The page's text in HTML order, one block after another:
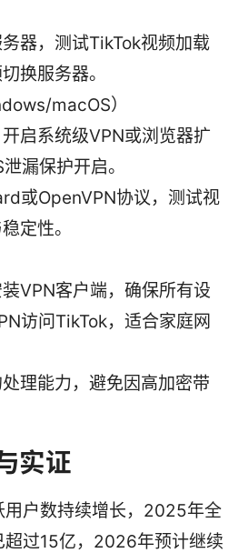
器，测试TikTok视频加载
换服务器。
macOS）
启系统级VPN或浏览器扩
漏保护开启。
或OpenVPN协议，测试视
定性。
VPN客户端，确保所有设
访问TikTok，适合家庭网
理能力，避免因高加密带
实证
用户数持续增长，2025年全
超过15亿，2026年预计继续